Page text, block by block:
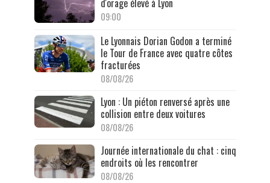
d'orage élevé à Lyon
09:00
Le Lyonnais Dorian Godon a terminé
le Tour de France avec quatre côtes
fracturées
08/08/26
Lyon : Un piéton renversé après une
collision entre deux voitures
08/08/26
Journée internationale du chat : cinq
endroits où les rencontrer
08/08/26